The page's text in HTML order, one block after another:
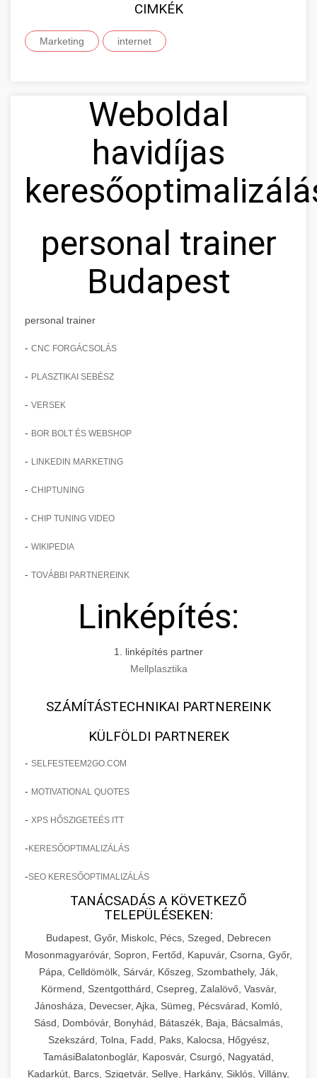
CIMKÉK
Marketing internet
Weboldal
havidíjas
personal trainer
Budapest
personal trainer
- CNC FORGÁCSOLÁS
- PLASZTIKAI SEBÉSZ
- VERSEK
- BOR BOLT ÉS WEBSHOP
- LINKEDIN MARKETING
- CHIPTUNING
- CHIP TUNING VIDEO
- WIKIPEDIA
- TOVÁBBI PARTNEREINK
Linképítés:
1. linképítés partner
Mellplasztika
SZÁMÍTÁSTECHNIKAI PARTNEREINK
KÜLFÖLDI PARTNEREK
- SELFESTEEM2GO.COM
- MOTIVATIONAL QUOTES
- XPS HŐSZIGETEÉS ITT
- KERESŐOPTIMALIZÁLÁS
-SEO KERESŐOPTIMALIZÁLÁS
TANÁCSADÁS A KÖVETKEZŐ
TELEPÜLÉSEKEN:
Budapest, Győr, Miskolc, Pécs, Szeged, Debrecen
Mosonmagyaróvár, Sopron, Fertőd, Kapuvár, Csorna, Győr,
Pápa, Celldömölk, Sárvár, Kőszeg, Szombathely, Ják,
Körmend, Szentgotthárd, Csepreg, Zalalövő, Vasvár,
Jánosháza, Devecser, Ajka, Sümeg, Pécsvárad, Komló,
Sásd, Dombóvár, Bonyhád, Bátaszék, Baja, Bácsalmás,
Szekszárd, Tolna, Fadd, Paks, Kalocsa, Hőgyész,
TamásiBalatonboglár, Kaposvár, Csurgó, Nagyatád,
Kadarkút, Barcs, Szigetvár, Sellye, Harkány, Siklós, Villány,